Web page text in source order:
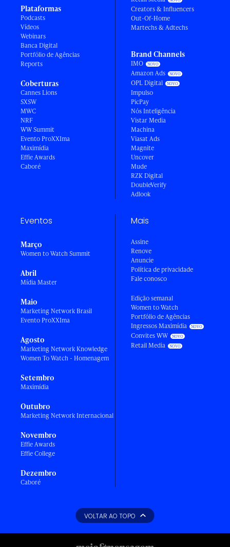
Plataformas
Podcasts
Vídeos
Webinars
Banca Digital
Portfólio de Agências
Reports
Coberturas
Cannes Lions
SXSW
MWC
NRF
WW Summit
Evento ProXXIma
Maximídia
Effie Awards
Caboré
Creators & Influencers
Out-Of-Home
Martechs & Adtechs
Brand Channels
IMO
Amazon Ads
OPL Digital
Impulso
PicPay
Nós Inteligência
Vistar Media
Machina
Viasat Ads
Magnite
Uncover
Mude
RZK Digital
DoubleVerify
Adlook
Eventos
Março
Women to Watch Summit
Abril
Mídia Master
Maio
Marketing Network Brasil
Evento ProXXIma
Agosto
Marketing Network Knowledge
Women To Watch - Homenagem
Setembro
Maximídia
Outubro
Marketing Network Internacional
Novembro
Effie Awards
Effie College
Dezembro
Caboré
Mais
Assine
Renove
Anuncie
Política de privacidade
Fale conosco
Edição semanal
Women to Watch
Portfólio de Agências
Ingressos Maximídia
Convites WW
Retail Media
VOLTAR AO TOPO